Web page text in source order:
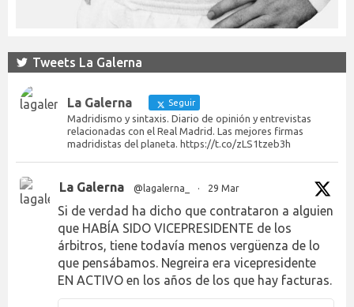
Tweets La Galerna
La Galerna Seguir
Madridismo y sintaxis. Diario de opinión y entrevistas
relacionadas con el Real Madrid. Las mejores firmas
madridistas del planeta. https://t.co/zLS1tzeb3h
La Galerna @lagalerna_ · 29 Mar
Si de verdad ha dicho que contrataron a alguien
que HABÍA SIDO VICEPRESIDENTE de los
árbitros, tiene todavía menos vergüenza de lo
que pensábamos. Negreira era vicepresidente
EN ACTIVO en los años de los que hay facturas.